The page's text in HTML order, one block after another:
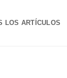
LOS ARTÍCULOS